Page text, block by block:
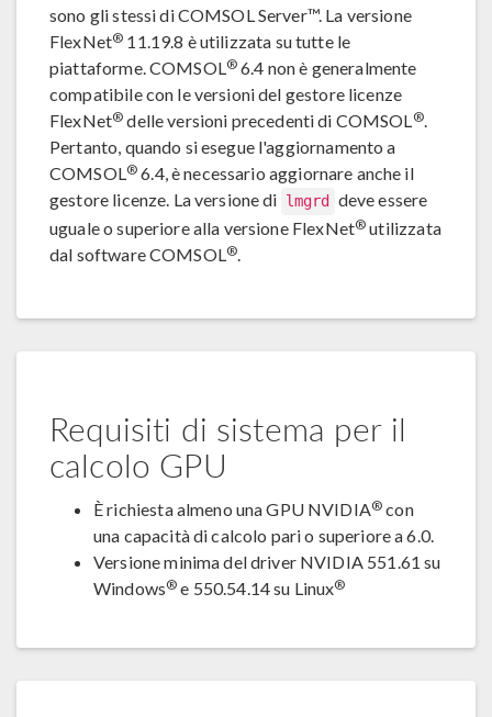
sono gli stessi di COMSOL Server™. La versione
FlexNet® 11.19.8 è utilizzata su tutte le
piattaforme. COMSOL® 6.4 non è generalmente
compatibile con le versioni del gestore licenze
FlexNet® delle versioni precedenti di COMSOL®.
Pertanto, quando si esegue l'aggiornamento a
COMSOL® 6.4, è necessario aggiornare anche il
gestore licenze. La versione di lmgrd
deve essere
uguale o superiore alla versione FlexNet® utilizzata
dal software COMSOL®.
Requisiti di sistema per il
calcolo GPU
È richiesta almeno una GPU NVIDIA® con
una capacità di calcolo pari o superiore a 6.0.
Versione minima del driver NVIDIA 551.61 su
Windows® e 550.54.14 su Linux®